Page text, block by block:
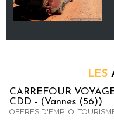
LES
CARREFOUR
CDD - (Vannes (56))
OFFRES D'EMPLOI